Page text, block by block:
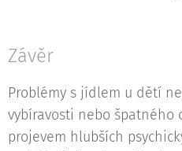
Závěr
Problémy s jídlem u dětí
vybíravosti nebo špatného
projevem hlubších